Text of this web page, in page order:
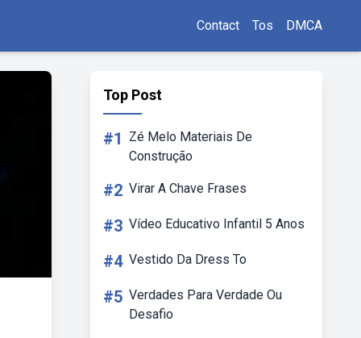
Contact Tos DMCA
Top Post
#1
Zé Melo Materiais De
Construção
#2 Virar A Chave Frases
#3 Vídeo Educativo Infantil 5 Anos
#4 Vestido Da Dress To
#5 Verdades Para Verdade Ou
Desafio